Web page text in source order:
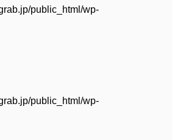
public_html/wp-
public_html/wp-